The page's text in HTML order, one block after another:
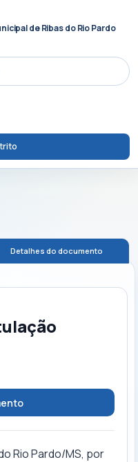
de Ribas do Rio Pardo
Detalhes do documento
Rio Pardo/MS, por